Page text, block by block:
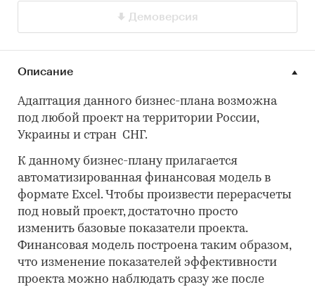
Демоверсия
Описание
Адаптация данного бизнес-плана возможна
под любой проект на территории России,
Украины и стран СНГ.
К данному бизнес-плану прилагается
автоматизированная финансовая модель в
формате Excel. Чтобы произвести перерасчеты
под новый проект, достаточно просто
изменить базовые показатели проекта.
Финансовая модель построена таким образом,
что изменение показателей эффективности
проекта можно наблюдать сразу же после